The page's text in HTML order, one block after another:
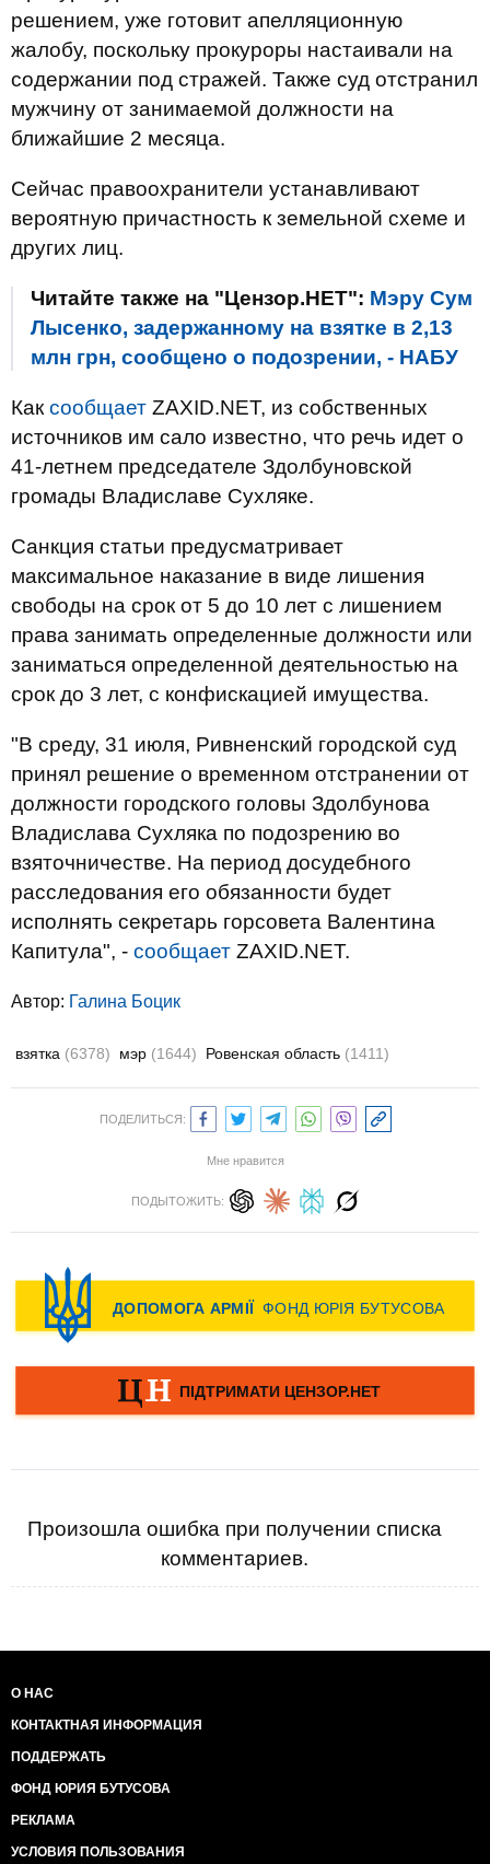
решением, уже готовит апелляционную
жалобу, поскольку прокуроры настаивали на
содержании под стражей. Также суд отстранил
мужчину от занимаемой должности на
ближайшие 2 месяца.
Сейчас правоохранители устанавливают
вероятную причастность к земельной схеме и
других лиц.
Читайте также на "Цензор.НЕТ": Мэру Сум
Лысенко, задержанному на взятке в 2,13
млн грн, сообщено о подозрении, - НАБУ
Как сообщает ZAXID.NET, из собственных
источников им сало известно, что речь идет о
41-летнем председателе Здолбуновской
громады Владиславе Сухляке.
Санкция статьи предусматривает
максимальное наказание в виде лишения
свободы на срок от 5 до 10 лет с лишением
права занимать определенные должности или
заниматься определенной деятельностью на
срок до 3 лет, с конфискацией имущества.
"В среду, 31 июля, Ривненский городской суд
принял решение о временном отстранении от
должности городского головы Здолбунова
Владислава Сухляка по подозрению во
взяточничестве. На период досудебного
расследования его обязанности будет
исполнять секретарь горсовета Валентина
Капитула", - сообщает ZAXID.NET.
Автор: Галина Боцик
взятка (6378) мэр (1644) Ровенская область (1411)
ПОДЕЛИТЬСЯ:
Мне нравится
ПОДЫТОЖИТЬ:
Произошла ошибка при получении списка
комментариев.
О НАС
КОНТАКТНАЯ ИНФОРМАЦИЯ
ПОДДЕРЖАТЬ
ФОНД ЮРИЯ БУТУСОВА
РЕКЛАМА
УСЛОВИЯ ПОЛЬЗОВАНИЯ